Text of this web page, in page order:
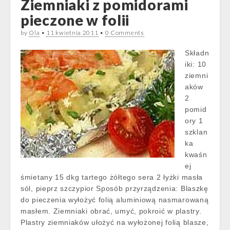
Ziemniaki z pomidorami
pieczone w folii
by Ola • 11 kwietnia 2011 • 0 Comments
Składn
iki: 10
ziemni
aków
2
pomid
ory 1
szklan
ka
kwaśn
ej
śmietany 15 dkg tartego żółtego sera 2 łyżki masła
sól, pieprz szczypior Sposób przyrządzenia: Blaszkę
do pieczenia wyłożyć folią aluminiową nasmarowaną
masłem. Ziemniaki obrać, umyć, pokroić w plastry.
Plastry ziemniaków ułożyć na wyłożonej folią blasze,